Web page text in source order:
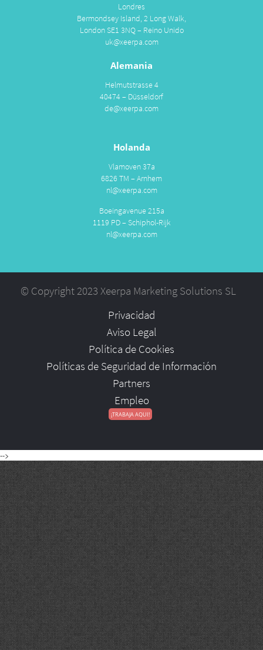
Londres
Bermondsey Island, 2 Long Walk,
London SE1 3NQ – Reino Unido
uk@xeerpa.com
Alemania
Helmutstrasse 4
40474 – Düsseldorf
de@xeerpa.com
Holanda
Vlamoven 37a
6826 TM – Arnhem
nl@xeerpa.com
Boeingavenue 215a
1119 PD – Schiphol-Rijk
nl@xeerpa.com
© Copyright 2023 Xeerpa Marketing Solutions SL
Privacidad
Aviso Legal
Política de Cookies
Políticas de Seguridad de Información
Partners
Empleo
-->